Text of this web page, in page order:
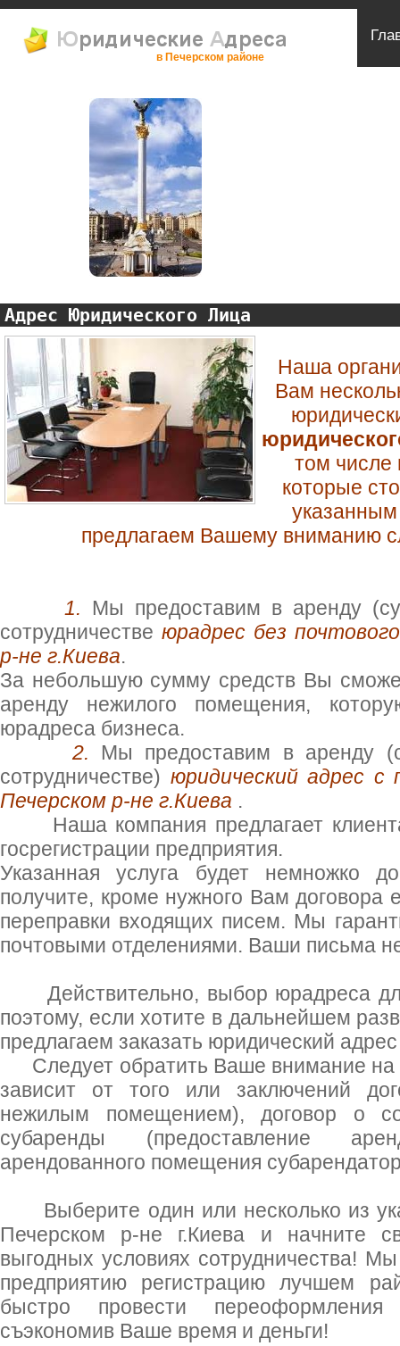
в Печерском районе
Адрес Юридического Лица
Наша
Вам
том числе
которые
предлагаем Вашему вниманию
1. Мы предоставим в аренду
сотрудничестве юрадрес без
р-не г.Киева.
За небольшую сумму средств Вы
аренду нежилого помещения,
юрадреса бизнеса.
2. Мы предоставим в аренду
сотрудничестве) юридический адрес
Печерском р-не г.Киева .
Наша компания предлагает
госрегистрации предприятия.
Указанная услуга будет немножко
получите, кроме нужного Вам договора
переправки входящих писем. Мы
почтовыми отделениями. Ваши письма
Действительно, выбор юрадреса
поэтому, если хотите в дальнейшем
предлагаем заказать юридический
Следует обратить Ваше внимание на
зависит от того или заключений
нежилым помещением), договор о
субаренды (предоставление
арендованного помещения
Выберите один или несколько из
Печерском р-не г.Киева и начните
выгодных условиях сотрудничества!
предприятию регистрацию лучшем
быстро провести
съэкономив Ваше время и деньги!